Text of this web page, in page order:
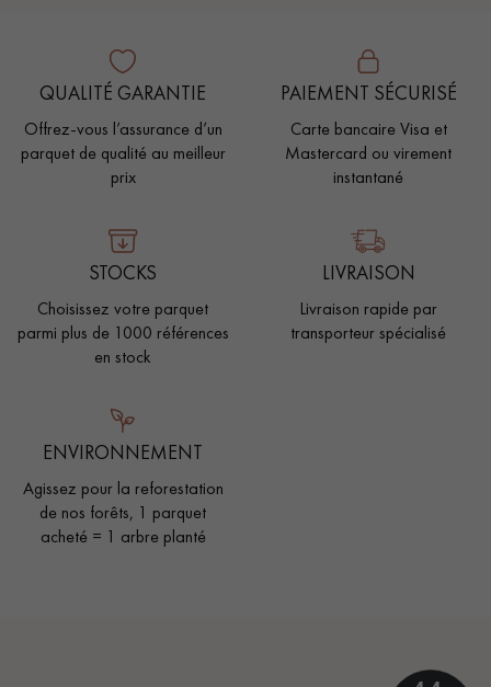
QUALITÉ GARANTIE
Offrez-vous l’assurance d’un
parquet de qualité au meilleur
prix
PAIEMENT SÉCURISÉ
Carte bancaire Visa et
Mastercard ou virement
instantané
STOCKS
Choisissez votre parquet
parmi plus de 1000 références
en stock
LIVRAISON
Livraison rapide par
transporteur spécialisé
ENVIRONNEMENT
Agissez pour la reforestation
de nos forêts, 1 parquet
acheté = 1 arbre planté